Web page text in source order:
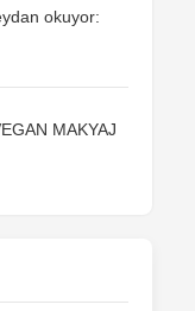
okuyor:
MAKYAJ